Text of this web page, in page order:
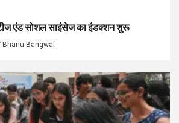
एंड सोशल साइंसेज का इंडक्शन शुरू
Bhanu Bangwal